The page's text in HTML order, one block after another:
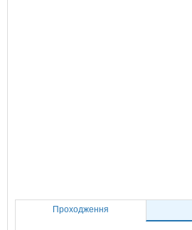
Проходження